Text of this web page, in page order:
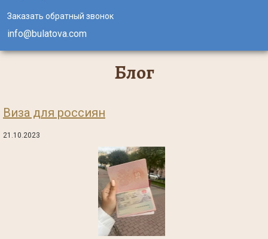
О компании
Сертификаты
Заказать обратный звонок
info@bulatova.com
Блог
Виза для россиян
21.10.2023